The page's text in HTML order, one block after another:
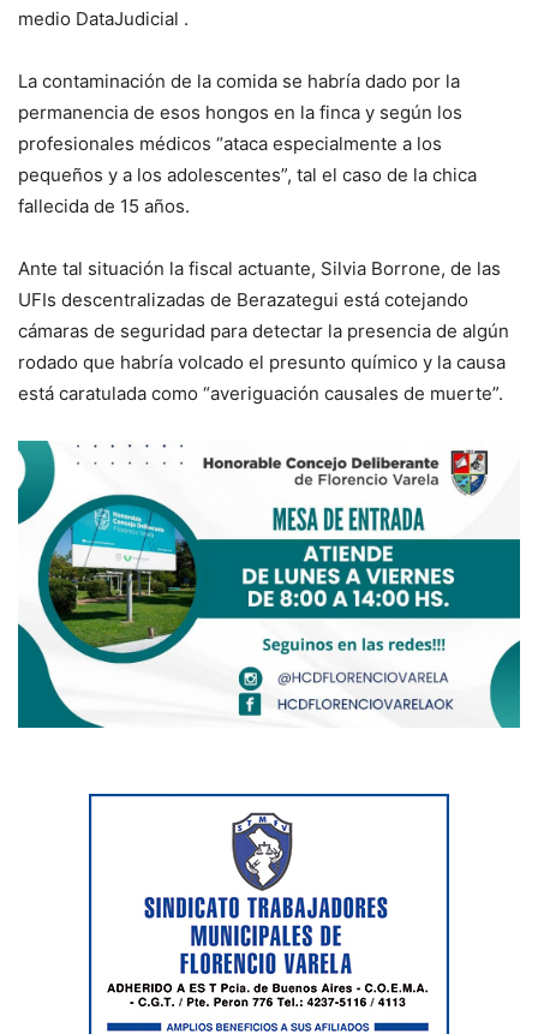
medio DataJudicial .
La contaminación de la comida se habría dado por la
permanencia de esos hongos en la finca y según los
profesionales médicos “ataca especialmente a los
pequeños y a los adolescentes”, tal el caso de la chica
fallecida de 15 años.
Ante tal situación la fiscal actuante, Silvia Borrone, de las
UFIs descentralizadas de Berazategui está cotejando
cámaras de seguridad para detectar la presencia de algún
rodado que habría volcado el presunto químico y la causa
está caratulada como “averiguación causales de muerte”.